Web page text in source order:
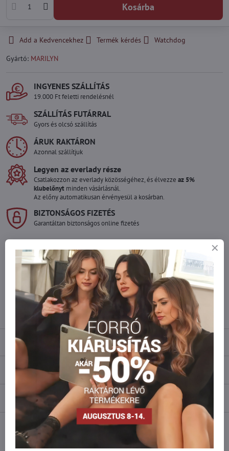
Kosárba
Add a Kedvencekhez Termék kérdés
Watchdog
Gyártó: MARILYN
INGYENES SZÁLLÍTÁS
19.000 Ft feletti rendelésnél
SZÁLLÍTÁS FUTÁRRAL
Gyors és olcsó szállítás
ÁRUK RAKTÁRON
Azonnal szállítjuk
Legyen az everlady része
Csatlakozzon az everlady közösségéhez, és élvezze az 5%
klubelőnyt minden vásárlásnál.
Az előny automatikusan érvényesül a kosárban.
BIZTONSÁGOS FIZETÉS
Garantáltan biztonságos online fizetés
Szeretne több terméket rendelni mint
amennyi raktáron van?
Ne habozzon kapcsolatba lépni velünk, raktárra szállítjuk az árut!
info​@everlady​.eu
Leírás
Vélemények 0
Fórum 0
Facebook Reddit WhatsApp